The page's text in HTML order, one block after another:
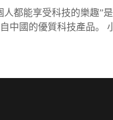
都能享受科技的樂趣”
中國的優質科技產品。